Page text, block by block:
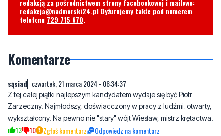
redakcją za pośrednictwem strony facebookowej i mailowo:
redakcja@nadmorski24.pl Dyżurujemy także pod numerem
telefonu 729 715 670.
Komentarze
sąsiad czwartek, 21 marca 2024 - 06:34:37
Z tej całej piątki najlepszym kandydatem wydaje się być Piotr
Zarzeczny. Najmłodszy, doświadczony w pracy z ludźmi, otwarty,
wykształcony. Na pewno nie "stary" wójt Wiesław, mistrz krętactwa.
13 10 Zgłoś komentarz Odpowiedz na komentarz